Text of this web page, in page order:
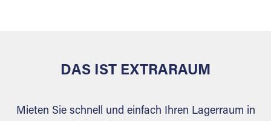
DAS IST EXTRARAUM
Mieten Sie schnell und einfach Ihren Lagerraum in